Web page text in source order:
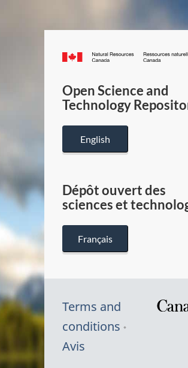
Canada.ca
Open Science and
Technology
English
Dépôt ouvert des
sciences et
Français
Terms and
conditions
Avis